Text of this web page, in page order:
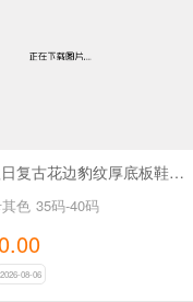
新款秋日复古花边豹纹厚底板鞋SA18036
色 35码-40码
2026-08-06